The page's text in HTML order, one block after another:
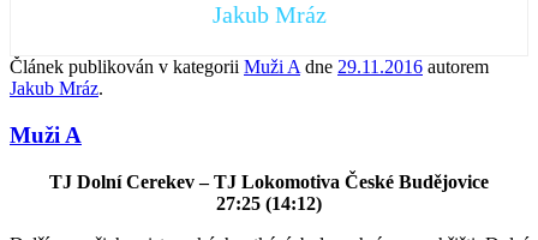
Jakub Mráz
Článek publikován v kategorii Muži A dne 29.11.2016 autorem
Jakub Mráz.
Muži A
TJ Dolní Cerekev – TJ Lokomotiva České Budějovice
27:25 (14:12)